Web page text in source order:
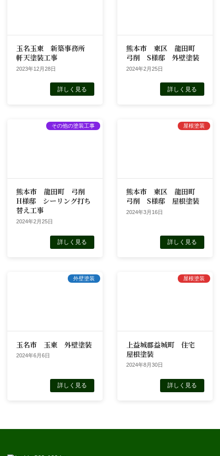
玉名玉東 新築事務所
軒天塗装工事
2023年12月28日
詳しく見る
熊本市 東区 龍田町
弓削 S様邸 外壁塗装
2024年2月25日
詳しく見る
その他の塗装工事
熊本市 龍田町 弓削
H様邸 シーリング打ち
替え工事
2024年2月25日
詳しく見る
屋根塗装
熊本市 東区 龍田町
弓削 S様邸 屋根塗装
2024年3月16日
詳しく見る
外壁塗装
玉名市 玉東 外壁塗装
2024年6月6日
詳しく見る
屋根塗装
上益城郡益城町 住宅
屋根塗装
2024年8月30日
詳しく見る